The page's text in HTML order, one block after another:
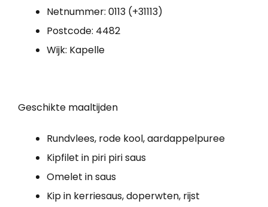
Netnummer: 0113 (+31113)
Postcode: 4482
Wijk: Kapelle
Geschikte maaltijden
Rundvlees, rode kool, aardappelpuree
Kipfilet in piri piri saus
Omelet in saus
Kip in kerriesaus, doperwten, rijst